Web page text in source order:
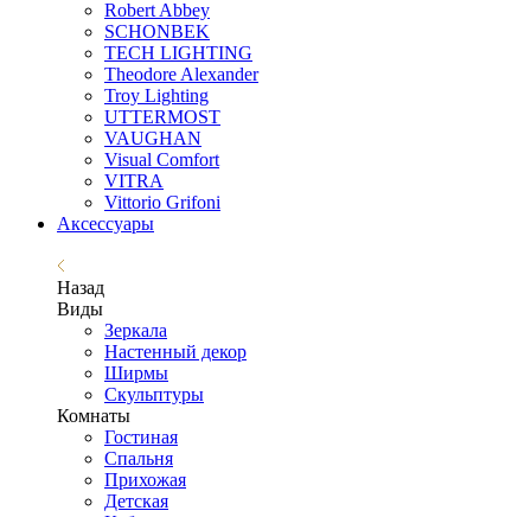
Robert Abbey
SCHONBEK
TECH LIGHTING
Theodore Alexander
Troy Lighting
UTTERMOST
VAUGHAN
Visual Comfort
VITRA
Vittorio Grifoni
Аксессуары
Назад
Виды
Зеркала
Настенный декор
Ширмы
Скульптуры
Комнаты
Гостиная
Спальня
Прихожая
Детская